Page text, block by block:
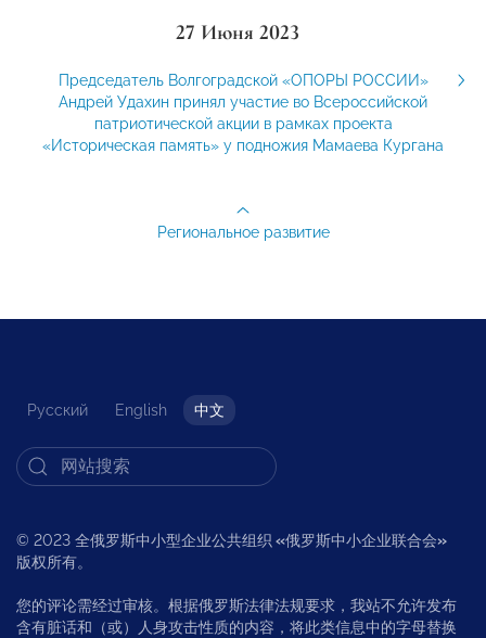
27 Июня 2023
Председатель Волгоградской «ОПОРЫ РОССИИ»
Андрей Удахин принял участие во Всероссийской
патриотической акции в рамках проекта
«Историческая память» у подножия Мамаева Кургана
Региональное развитие
Русский English 中文
© 2023 全俄罗斯中小型企业公共组织 «俄罗斯中小企业联合会»
版权所有。
您的评论需经过审核。根据俄罗斯法律法规要求，我站不允许发布
含有脏话和（或）人身攻击性质的内容，将此类信息中的字母替换